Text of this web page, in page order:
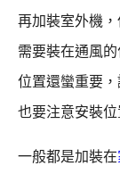
再加裝室外機
需要裝在通風
位置還蠻重要
也要注意安裝位
一般都是加裝在